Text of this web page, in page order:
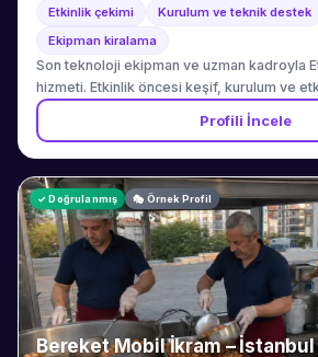
Etkinlik çekimi
Kurulum ve teknik destek
Ekipman kiralama
Son teknoloji ekipman ve uzman kadroyla
hizmeti. Etkinlik öncesi keşif, kurulum ve
kesintisiz teknik destek dahildir.
Profili İncele
✓ Doğrulanmış 🎭 Örnek Profil
Bereket Mobil İkram –